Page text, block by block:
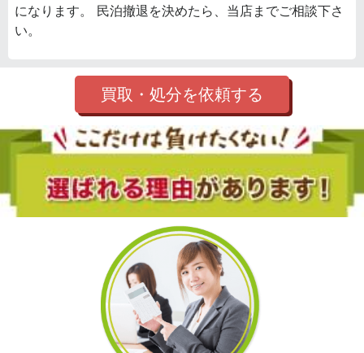
になります。 民泊撤退を決めたら、当店までご相談下さ
い。
買取・処分を依頼する